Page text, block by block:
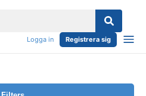
Logga in Registrera sig